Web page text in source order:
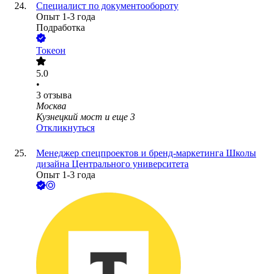
Специалист по документообороту
Опыт 1-3 года
Подработка
Токеон
5.0
•
3 отзыва
Москва
Кузнецкий мост и еще 3
Откликнуться
Менеджер спецпроектов и бренд-маркетинга Школы
дизайна Центрального университета
Опыт 1-3 года